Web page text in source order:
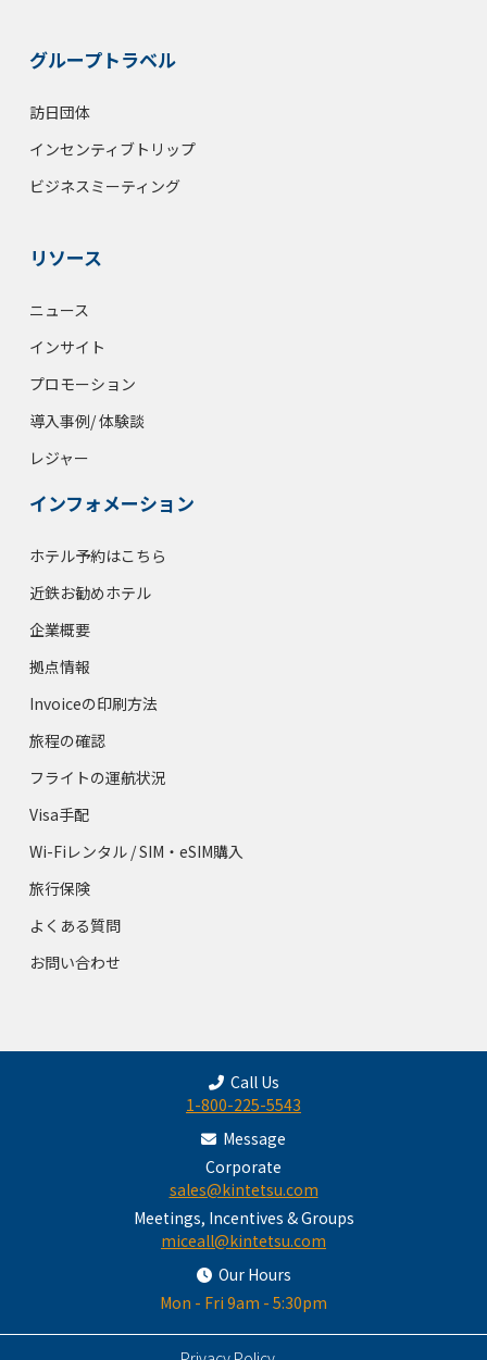
グループトラベル
訪日団体
インセンティブトリップ
ビジネスミーティング
リソース
ニュース
インサイト
プロモーション
導入事例/ 体験談
レジャー
インフォメーション
ホテル予約はこちら
近鉄お勧めホテル
企業概要
拠点情報
Invoiceの印刷方法
旅程の確認
フライトの運航状況
Visa手配
Wi-Fiレンタル / SIM・eSIM購入
旅行保険
よくある質問
お問い合わせ
Call Us
1-800-225-5543
Message
Corporate
sales@kintetsu.com
Meetings, Incentives & Groups
miceall@kintetsu.com
Our Hours
Mon - Fri 9am - 5:30pm